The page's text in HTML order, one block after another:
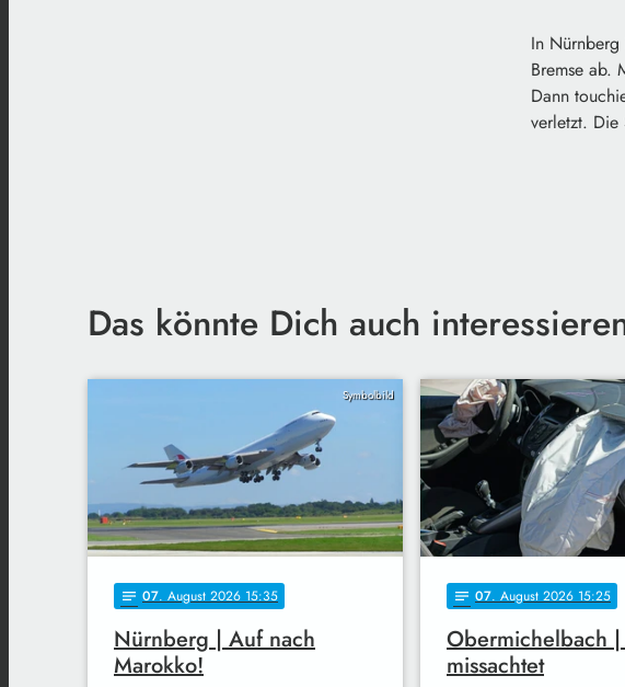
In Nürnberg
Bremse ab.
Dann
verletzt. Die
Das könnte Dich auch
Symbolbild
notes 07. August 2026 15:35
Nürnberg | Auf nach
Marokko!
notes 07. August 2026 15:25
Obermichelbach
missachtet